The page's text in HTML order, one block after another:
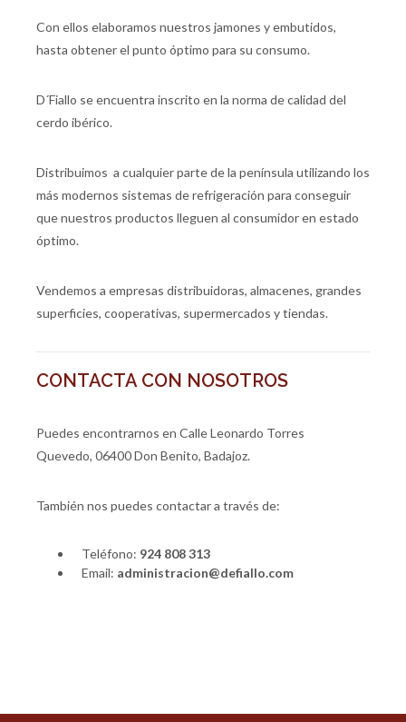
Con ellos elaboramos nuestros jamones y embutidos,
hasta obtener el punto óptimo para su consumo.
D´Fiallo se encuentra inscrito en la norma de calidad del
cerdo ibérico.
Distribuimos a cualquier parte de la península utilizando los
más modernos sistemas de refrigeración para conseguir
que nuestros productos lleguen al consumidor en estado
óptimo.
Vendemos a empresas distribuidoras, almacenes, grandes
superficies, cooperativas, supermercados y tiendas.
CONTACTA CON NOSOTROS
Puedes encontrarnos en Calle Leonardo Torres
Quevedo, 06400 Don Benito, Badajoz.
También nos puedes contactar a través de:
Teléfono: 924 808 313
Email: administracion@defiallo.com